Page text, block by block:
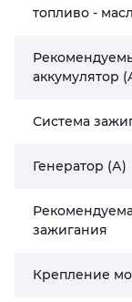
топливо -
аккумулятор
Система
Генератор (А)
зажигания
Крепление